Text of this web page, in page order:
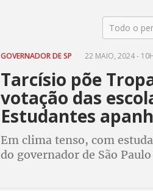
Todo o
GOVERNADOR DE SP 22 MAIO, 2024 -
Tarcísio põe
votação das
Estudantes
Em clima tenso, com
do governador de São